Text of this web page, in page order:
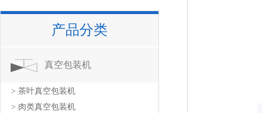
产品分类
真空包装机
> 茶叶真空包装机
> 肉类真空包装机